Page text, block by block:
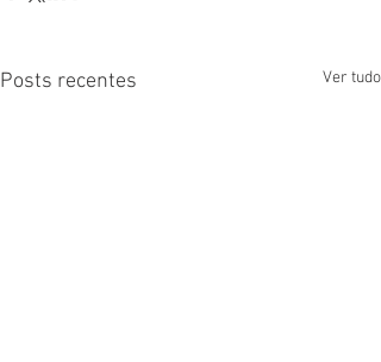
Posts recentes Ver tudo